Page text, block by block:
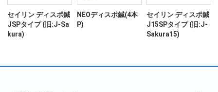
セイリン ディスポ鍼
JSPタイプ (旧:J-Sa
kura)
NEOディスポ鍼(4本
P)
セイリン ディスポ鍼
J15SPタイプ (旧:J-
Sakura15)